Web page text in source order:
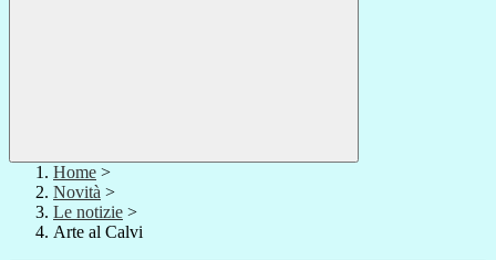
Home >
Novità >
Le notizie >
Arte al Calvi